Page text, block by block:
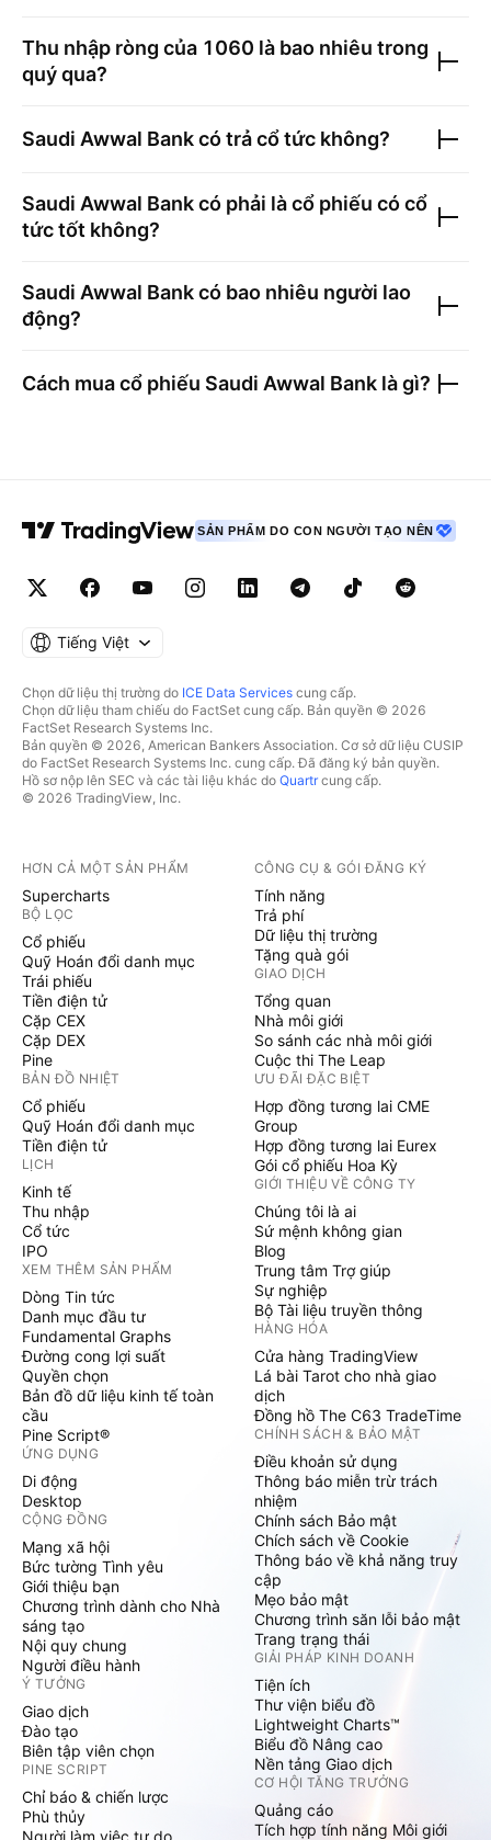
Thu nhập ròng của 1060 là bao nhiêu trong
quý qua?
Saudi Awwal Bankcó trả cổ tức không?
Saudi Awwal Bankcó phải là cổ phiếu có cổ
tức tốt không?
Saudi Awwal Bankcó bao nhiêu người lao
động?
Cách mua cổ phiếu Saudi Awwal Bank là gì?
SẢN PHẨM DO CON NGƯỜI TẠO NÊN
Tiếng Việt
Chọn dữ liệu thị trường do ICE Data Services cung cấp.
Chọn dữ liệu tham chiếu do FactSet cung cấp. Bản quyền © 2026
FactSet Research Systems Inc.
Bản quyền © 2026, American Bankers Association. Cơ sở dữ liệu CUSIP
do FactSet Research Systems Inc. cung cấp. Đã đăng ký bản quyền.
Hồ sơ nộp lên SEC và các tài liệu khác do Quartrcung cấp.
© 2026 TradingView, Inc.
HƠN CẢ MỘT SẢN PHẨM
Supercharts
BỘ LỌC
Cổ phiếu
Quỹ Hoán đổi danh mục
Trái phiếu
Tiền điện tử
Cặp CEX
Cặp DEX
Pine
BẢN ĐỒ NHIỆT
Cổ phiếu
Quỹ Hoán đổi danh mục
Tiền điện tử
LỊCH
Kinh tế
Thu nhập
Cổ tức
IPO
XEM THÊM SẢN PHẨM
Dòng Tin tức
Danh mục đầu tư
Fundamental Graphs
Đường cong lợi suất
Quyền chọn
Bản đồ dữ liệu kinh tế toàn
cầu
Pine Script®
ỨNG DỤNG
Di động
Desktop
CỘNG ĐỒNG
Mạng xã hội
Bức tường Tình yêu
Giới thiệu bạn
Chương trình dành cho Nhà
sáng tạo
Nội quy chung
Người điều hành
Ý TƯỞNG
Giao dịch
Đào tạo
Biên tập viên chọn
PINE SCRIPT
Chỉ báo & chiến lược
Phù thủy
Người làm việc tự do
CÔNG CỤ & GÓI ĐĂNG KÝ
Tính năng
Trả phí
Dữ liệu thị trường
Tặng quà gói
GIAO DỊCH
Tổng quan
Nhà môi giới
So sánh các nhà môi giới
Cuộc thi The Leap
ƯU ĐÃI ĐẶC BIỆT
Hợp đồng tương lai CME
Group
Hợp đồng tương lai Eurex
Gói cổ phiếu Hoa Kỳ
GIỚI THIỆU VỀ CÔNG TY
Chúng tôi là ai
Sứ mệnh không gian
Blog
Trung tâm Trợ giúp
Sự nghiệp
Bộ Tài liệu truyền thông
HÀNG HÓA
Cửa hàng TradingView
Lá bài Tarot cho nhà giao
dịch
Đồng hồ The C63 TradeTime
CHÍNH SÁCH & BẢO MẬT
Điều khoản sử dụng
Thông báo miễn trừ trách
nhiệm
Chính sách Bảo mật
Chích sách về Cookie
Thông báo về khả năng truy
cập
Mẹo bảo mật
Chương trình săn lỗi bảo mật
Trang trạng thái
GIẢI PHÁP KINH DOANH
Tiện ích
Thư viện biểu đồ
Lightweight Charts™
Biểu đồ Nâng cao
Nền tảng Giao dịch
CƠ HỘI TĂNG TRƯỞNG
Quảng cáo
Tích hợp tính năng Môi giới